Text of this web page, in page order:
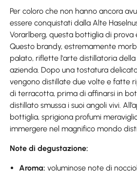
Per coloro che non hanno ancora
essere conquistati dalla Alte
Vorarlberg, questa bottiglia di prova
Questo brandy, estremamente
palato, riflette l'arte distillatoria
azienda. Dopo una tostatura
vengono distillate due volte e fatte
di terracotta, prima di affinarsi in
distillato smussa i suoi angoli vivi.
bottiglia, sprigiona profumi
immergere nel magnifico mondo
Note di degustazione:
Aroma: voluminose note di